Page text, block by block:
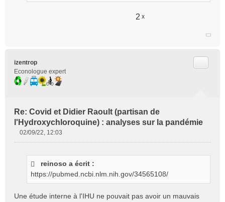
2 x
izentrop
Econologue expert
Re: Covid et Didier Raoult (partisan de
l'Hydroxychloroquine) : analyses sur la pandémie
02/09/22, 12:03
reinoso a écrit :
https://pubmed.ncbi.nlm.nih.gov/34565108/
Une étude interne à l'IHU ne pouvait pas avoir un mauvais